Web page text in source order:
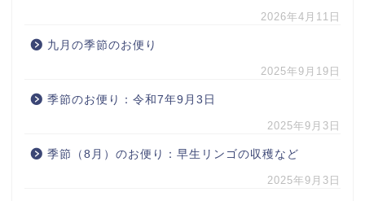
2026年4月11日
九月の季節のお便り
2025年9月19日
季節のお便り：令和7年9月3日
2025年9月3日
季節（8月）のお便り：早生リンゴの収穫など
2025年9月3日